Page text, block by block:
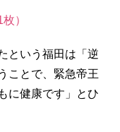
）
という福田は「逆
ことで、緊急帝王
に健康です」とひ